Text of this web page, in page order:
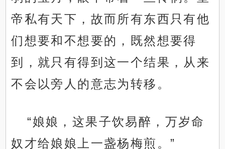
帝私有天下，故而所有东西只有他
们想要和不想要的，既然想要得
到，就只有得到这一个结果，从来
不会以旁人的意志为转移。
“娘娘，这果子饮易醉，万岁命
奴才给娘娘上一盏杨梅煎。”